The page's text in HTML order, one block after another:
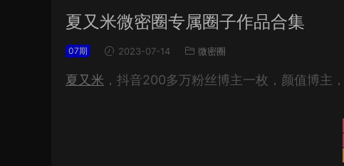
夏又米微密圈专属圈子作品合集
07期 2023-07-14 微密圈
夏又米 ，抖音200多万粉丝博主一枚，颜值博主